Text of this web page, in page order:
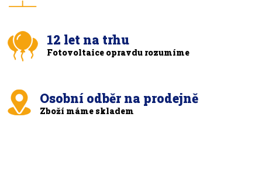
12 let na trhu
Fotovoltaice opravdu rozumíme
Osobní odběr na prodejně
Zboží máme skladem